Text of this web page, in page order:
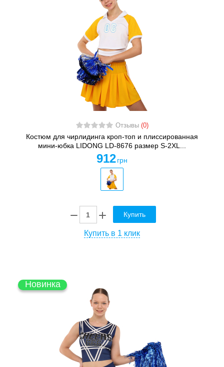
Отзывы (0)
Костюм для чирлидинга кроп-топ и плиссированная
мини-юбка LIDONG LD-8676 размер S-2XL...
912 грн
Купить
Купить в 1 клик
Новинка